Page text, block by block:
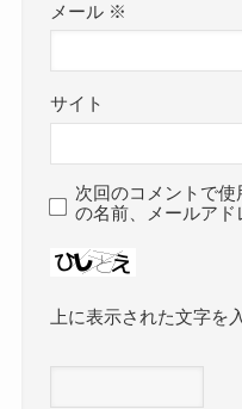
メール ※
サイト
次回のコメントで
の名前、メールアド
上に表示された文字を